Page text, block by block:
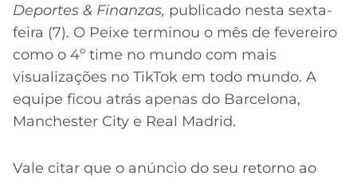
Deportes & Finanzas, publicado nesta sexta-
feira (7). O Peixe terminou o mês de fevereiro
como o 4º time no mundo com mais
visualizações no TikTok em todo mundo. A
equipe ficou atrás apenas do Barcelona,
Manchester City e Real Madrid.
Vale citar que o anúncio do seu retorno ao